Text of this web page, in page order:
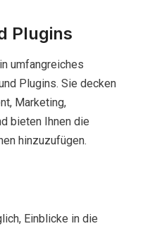
Plugins
umfangreiches
Plugins. Sie decken
Marketing,
bieten Ihnen die
hinzuzufügen.
Einblicke in die